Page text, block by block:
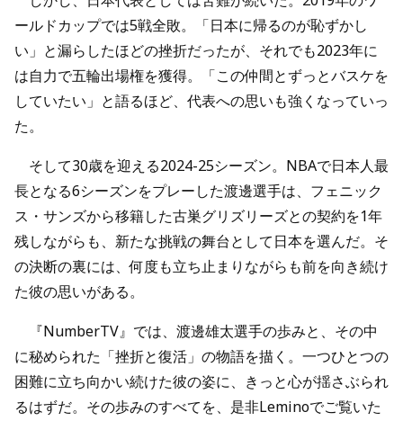
ールドカップでは5戦全敗。「日本に帰るのが恥ずかし
い」と漏らしたほどの挫折だったが、それでも2023年に
は自力で五輪出場権を獲得。「この仲間とずっとバスケを
していたい」と語るほど、代表への思いも強くなっていっ
た。
そして30歳を迎える2024-25シーズン。NBAで日本人最
長となる6シーズンをプレーした渡邊選手は、フェニック
ス・サンズから移籍した古巣グリズリーズとの契約を1年
残しながらも、新たな挑戦の舞台として日本を選んだ。そ
の決断の裏には、何度も立ち止まりながらも前を向き続け
た彼の思いがある。
『NumberTV』では、渡邊雄太選手の歩みと、その中
に秘められた「挫折と復活」の物語を描く。一つひとつの
困難に立ち向かい続けた彼の姿に、きっと心が揺さぶられ
るはずだ。その歩みのすべてを、是非Leminoでご覧いた